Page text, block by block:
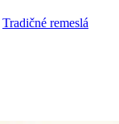
Tradičné remeslá